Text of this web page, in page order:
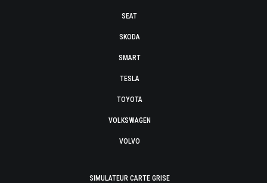
SEAT
SKODA
SMART
TESLA
TOYOTA
VOLKSWAGEN
VOLVO
SIMULATEUR CARTE GRISE